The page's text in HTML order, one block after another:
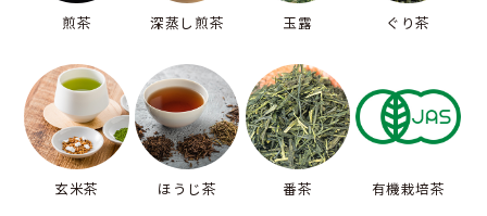
煎茶 深蒸し煎茶 玉露 ぐり茶
玄米茶 ほうじ茶 番茶 有機栽培茶